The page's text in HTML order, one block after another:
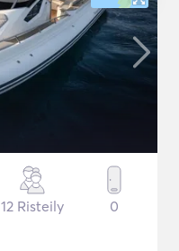
12 Risteily 0